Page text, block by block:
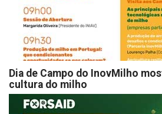
Dia de Campo do InovMilho
cultura do milho